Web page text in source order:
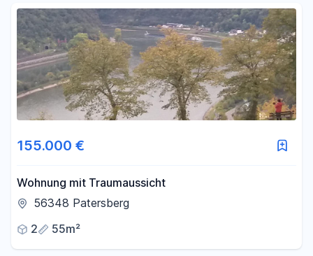
155.000 €
Wohnung mit Traumaussicht
56348 Patersberg
2
55m²